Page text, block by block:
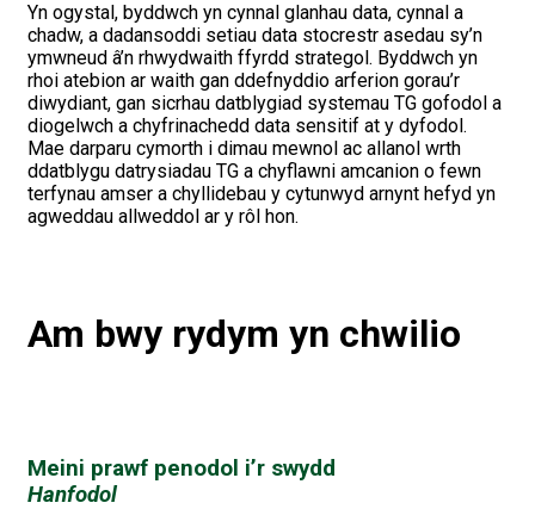
Yn ogystal, byddwch yn cynnal glanhau data, cynnal a
chadw, a dadansoddi setiau data stocrestr asedau sy’n
ymwneud â’n rhwydwaith ffyrdd strategol. Byddwch yn
rhoi atebion ar waith gan ddefnyddio arferion gorau’r
diwydiant, gan sicrhau datblygiad systemau TG gofodol a
diogelwch a chyfrinachedd data sensitif at y dyfodol.
Mae darparu cymorth i dimau mewnol ac allanol wrth
ddatblygu datrysiadau TG a chyflawni amcanion o fewn
terfynau amser a chyllidebau y cytunwyd arnynt hefyd yn
agweddau allweddol ar y rôl hon.
Am bwy rydym yn chwilio
Meini prawf penodol i’r swydd
Hanfodol